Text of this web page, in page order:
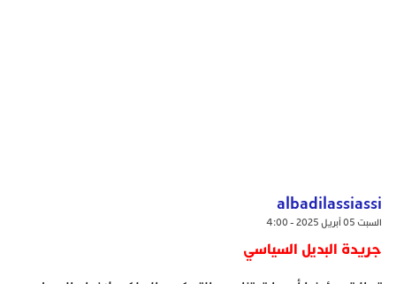
albadilassiassi
السبت 05 أبريل 2025 - 4:00
جريدة البديل السياسي